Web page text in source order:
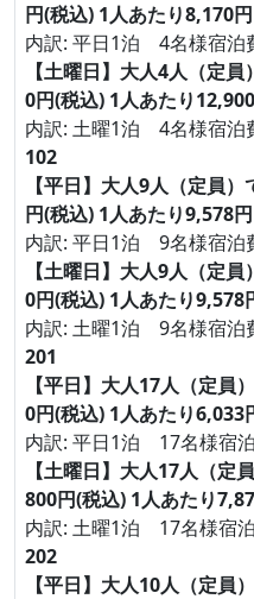
円(税込) 1人あたり8,170円
内訳: 平日1泊 4名様宿泊
【土曜日】大人4人（定
0円(税込) 1人あたり
内訳: 土曜1泊 4名様宿泊
102
【平日】大人9人（定員
円(税込) 1人あたり9,578円
内訳: 平日1泊 9名様宿泊
【土曜日】大人9人（定
0円(税込) 1人あたり9,578
内訳: 土曜1泊 9名様宿泊
201
【平日】大人17人（定員
0円(税込) 1人あたり6,033
内訳: 平日1泊 17名様宿
【土曜日】大人17人（定
800円(税込) 1人あたり
内訳: 土曜1泊 17名様宿
202
【平日】大人10人（定員